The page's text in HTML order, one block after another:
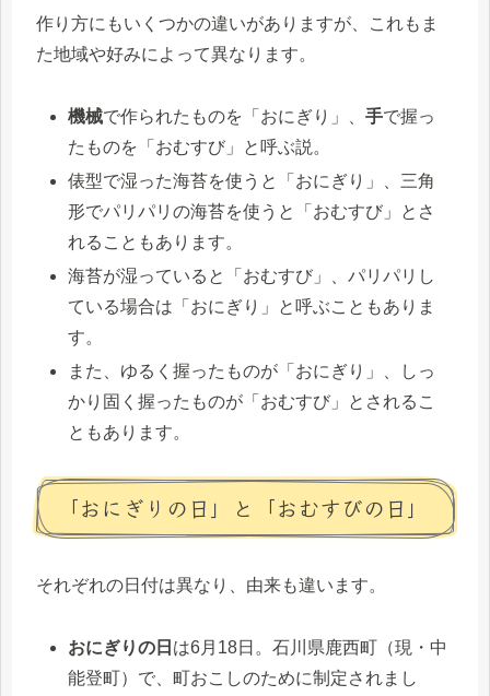
作り方にもいくつかの違いがありますが、これもま
た地域や好みによって異なります。
機械で作られたものを「おにぎり」、手で握っ
たものを「おむすび」と呼ぶ説。
俵型で湿った海苔を使うと「おにぎり」、三角
形でパリパリの海苔を使うと「おむすび」とさ
れることもあります。
海苔が湿っていると「おむすび」、パリパリし
ている場合は「おにぎり」と呼ぶこともありま
す。
また、ゆるく握ったものが「おにぎり」、しっ
かり固く握ったものが「おむすび」とされるこ
ともあります。
「おにぎりの日」と「おむすびの日」
それぞれの日付は異なり、由来も違います。
おにぎりの日 は6月18日。石川県鹿西町（現・中
能登町）で、町おこしのために制定されまし